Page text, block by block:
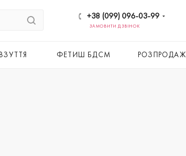
+38 (099) 096-03-99
ЗАМОВИТИ ДЗВІНОК
ФЕТИШ БДСМ РОЗПРОДАЖ